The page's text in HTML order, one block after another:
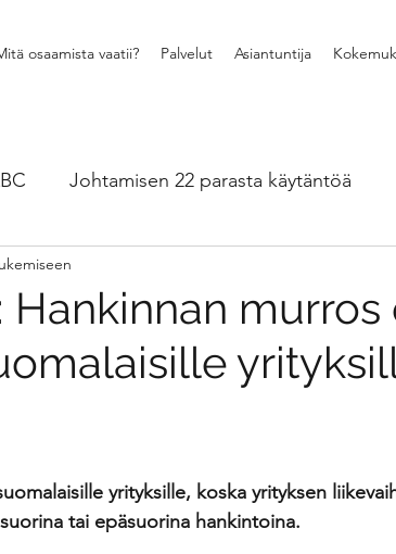
osaamista vaatii? Palvelut Asiantuntija
Johtamisen 22 parasta käytäntöä
ja vuorovaikutus
hyvää hankintatekoa Ajankohtaisia
Interim tekoäly
Hankinnan murros
yrityksille, koska yrityksen
tai epäsuorina hankintoina.